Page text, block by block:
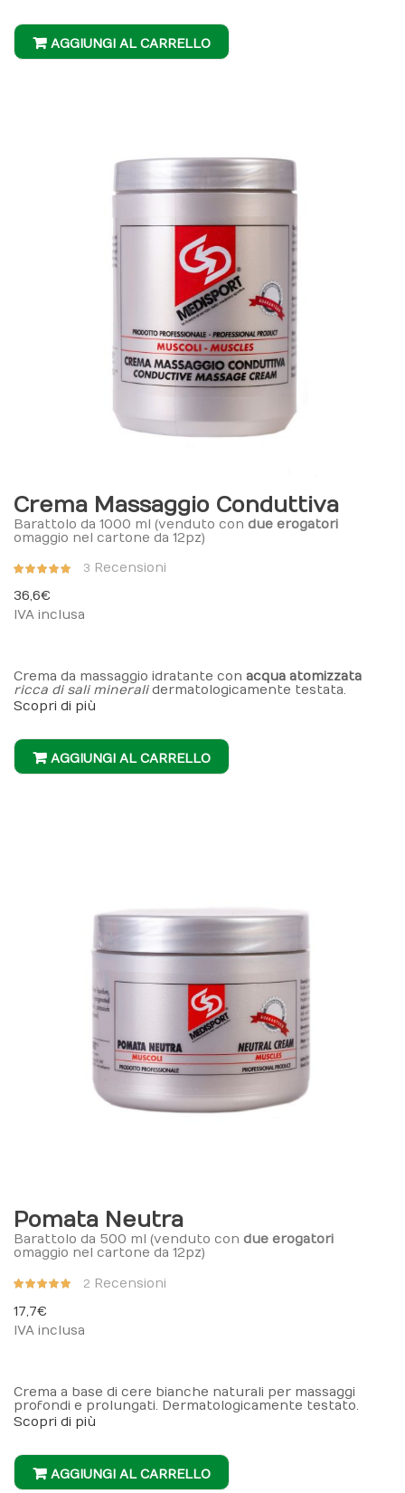
AGGIUNGI AL CARRELLO
Crema Massaggio Conduttiva
Barattolo da 1000 ml (venduto con due erogatori
omaggio nel cartone da 12pz)
Valutazione:
3 Recensioni
36,6 €
IVA inclusa
Crema da massaggio idratante con acqua atomizzata
ricca di sali mineralidermatologicamente testata.
Scopri di più
AGGIUNGI AL CARRELLO
Pomata Neutra
Barattolo da 500 ml (venduto con due erogatori
omaggio nel cartone da 12pz)
Valutazione:
2 Recensioni
17,7 €
IVA inclusa
Crema a base di cere bianche naturali per massaggi
profondi e prolungati. Dermatologicamente testato.
Scopri di più
AGGIUNGI AL CARRELLO